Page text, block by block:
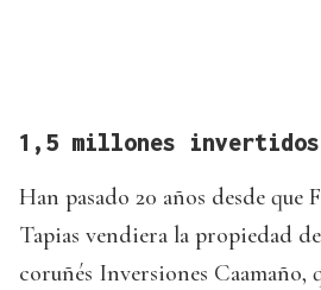
1,5 millones invertidos
Han pasado 20 años desde que
Tapias vendiera la propiedad
coruñés Inversiones Caamaño,